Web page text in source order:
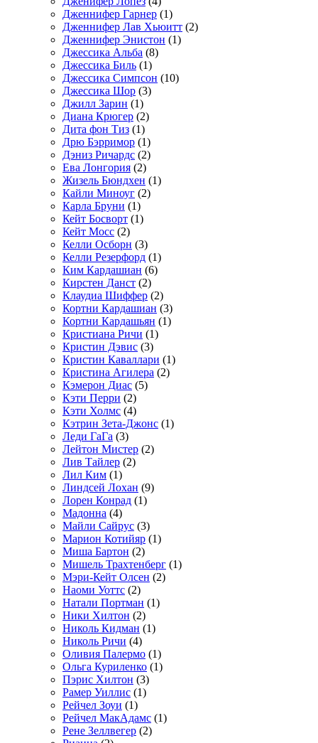
Дженнифер Гарнер (1)
Дженнифер Лав Хьюитт (2)
Дженнифер Энистон (1)
Джессика Альба (8)
Джессика Биль (1)
Джессика Симпсон (10)
Джессика Шор (3)
Джилл Зарин (1)
Диана Крюгер (2)
Дита фон Тиз (1)
Дрю Бэрримор (1)
Дэниз Ричардс (2)
Ева Лонгория (2)
Жизель Бюндхен (1)
Кайли Миноуг (2)
Карла Бруни (1)
Кейт Босворт (1)
Кейт Мосс (2)
Келли Осборн (3)
Келли Резерфорд (1)
Ким Кардашиан (6)
Кирстен Данст (2)
Клаудиа Шиффер (2)
Кортни Кардашиан (3)
Кортни Кардашьян (1)
Кристиана Ричи (1)
Кристин Дэвис (3)
Кристин Каваллари (1)
Кристина Агилера (2)
Кэмерон Диас (5)
Кэти Перри (2)
Кэти Холмс (4)
Кэтрин Зета-Джонс (1)
Леди ГаГа (3)
Лейтон Мистер (2)
Лив Тайлер (2)
Лил Ким (1)
Линдсей Лохан (9)
Лорен Конрад (1)
Мадонна (4)
Майли Сайрус (3)
Марион Котийяр (1)
Миша Бартон (2)
Мишель Трахтенберг (1)
Мэри-Кейт Олсен (2)
Наоми Уоттс (2)
Натали Портман (1)
Ники Хилтон (2)
Николь Кидман (1)
Николь Ричи (4)
Оливия Палермо (1)
Ольга Куриленко (1)
Пэрис Хилтон (3)
Рамер Уиллис (1)
Рейчел Зоуи (1)
Рейчел МакАдамс (1)
Рене Зеллвегер (2)